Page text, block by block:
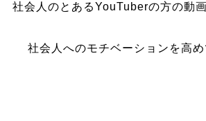
社会人のとあるYouTuberの方の動
社会人へのモチベーションを高め